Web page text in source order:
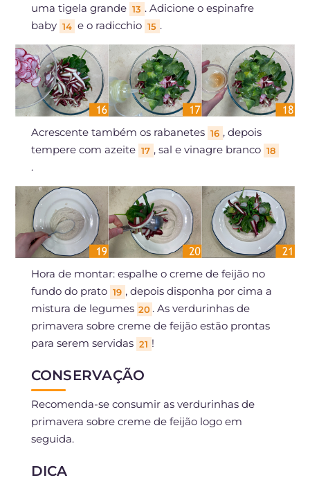
uma tigela grande 13 . Adicione o espinafre
baby 14 e o radicchio 15 .
Acrescente também os rabanetes 16 , depois
tempere com azeite 17 , sal e vinagre branco 18
.
Hora de montar: espalhe o creme de feijão no
fundo do prato 19 , depois disponha por cima a
mistura de legumes 20 . As verdurinhas de
primavera sobre creme de feijão estão prontas
para serem servidas 21 !
CONSERVAÇÃO
Recomenda-se consumir as verdurinhas de
primavera sobre creme de feijão logo em
seguida.
DICA